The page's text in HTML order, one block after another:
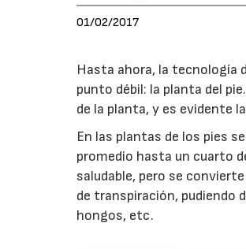
01/02/2017
Hasta ahora, la tecnología
punto débil: la planta del
de la planta, y es evidente
En las plantas de los pies
promedio hasta un cuarto
saludable, pero se
de transpiración, pudiendo
hongos, etc.